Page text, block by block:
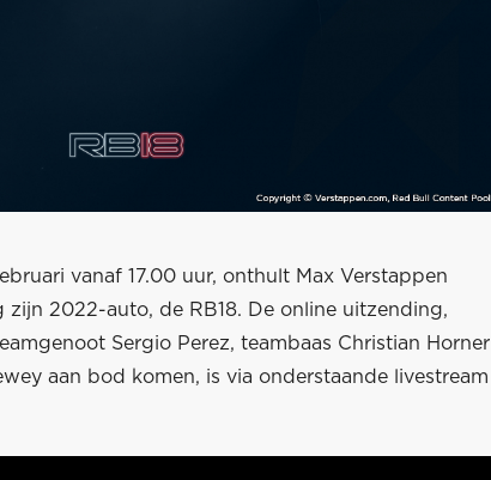
vanaf 17.00 uur, onthult Max Verstappen
zijn 2022-auto, de RB18. De online uitzending,
Sergio Perez, teambaas Christian Horner
aan bod komen, is via onderstaande livestream